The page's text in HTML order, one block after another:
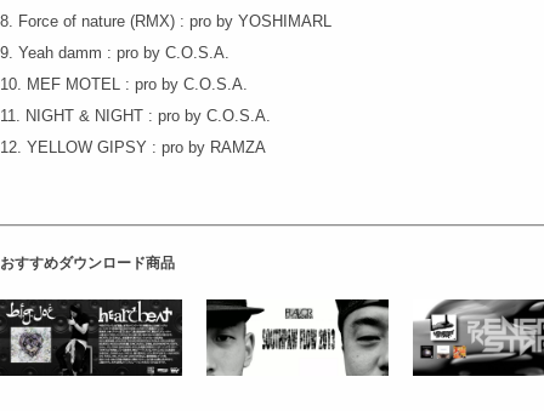
8. Force of nature (RMX) : pro by YOSHIMARL
9. Yeah damm : pro by C.O.S.A.
10. MEF MOTEL : pro by C.O.S.A.
11. NIGHT & NIGHT : pro by C.O.S.A.
12. YELLOW GIPSY : pro by RAMZA
おすすめダウンロード商品